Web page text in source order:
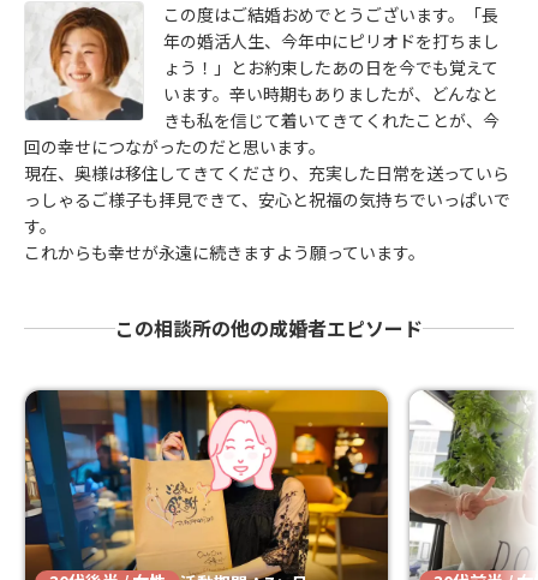
この度はご結婚おめでとうございます。「長
年の婚活人生、今年中にピリオドを打ちまし
ょう！」とお約束したあの日を今でも覚えて
います。辛い時期もありましたが、どんなと
きも私を信じて着いてきてくれたことが、今
回の幸せにつながったのだと思います。
現在、奥様は移住してきてくださり、充実した日常を送っていら
っしゃるご様子も拝見できて、安心と祝福の気持ちでいっぱいで
す。
これからも幸せが永遠に続きますよう願っています。
この相談所の他の成婚者エピソード